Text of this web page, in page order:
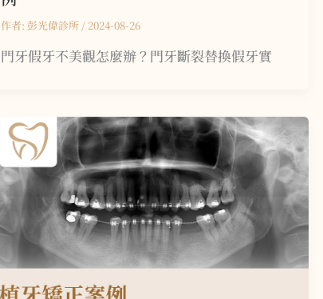
作者: 彭光偉診所 / 2024-08-26
門牙假牙不美觀怎麼辦？門牙斷裂替換假牙實